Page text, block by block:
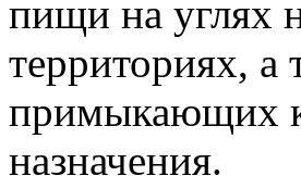
пищи на углях
территориях, а
примыкающих к
назначения.